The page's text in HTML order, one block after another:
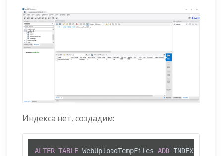
Индекса нет, создадим:
ALTER TABLE WebUploadTempFiles ADD